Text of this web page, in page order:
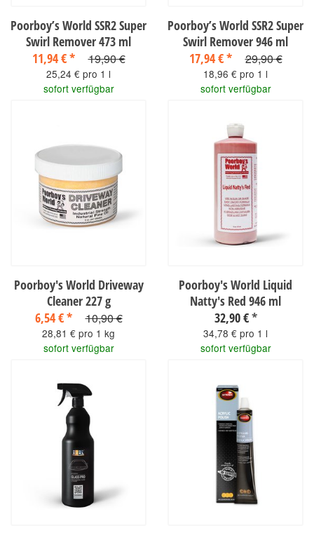
Poorboy’s World SSR2 Super
Swirl Remover 473 ml
11,94 €* 19,90 €
25,24 € pro 1 l
sofort verfügbar
Poorboy’s World SSR2 Super
Swirl Remover 946 ml
17,94 €* 29,90 €
18,96 € pro 1 l
sofort verfügbar
Poorboy's World Driveway
Cleaner 227 g
6,54 €* 10,90 €
28,81 € pro 1 kg
sofort verfügbar
Poorboy's World Liquid
Natty's Red 946 ml
32,90 €*
34,78 € pro 1 l
sofort verfügbar